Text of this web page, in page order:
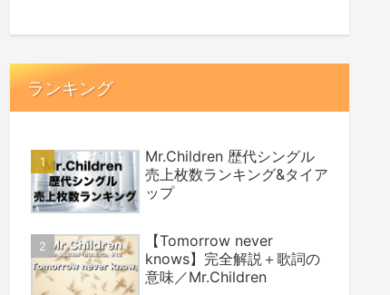
ランキング
Mr.Children 歴代シングル
売上枚数ランキング&タイア
ップ
【Tomorrow never
knows】完全解説＋歌詞の
意味／Mr.Children